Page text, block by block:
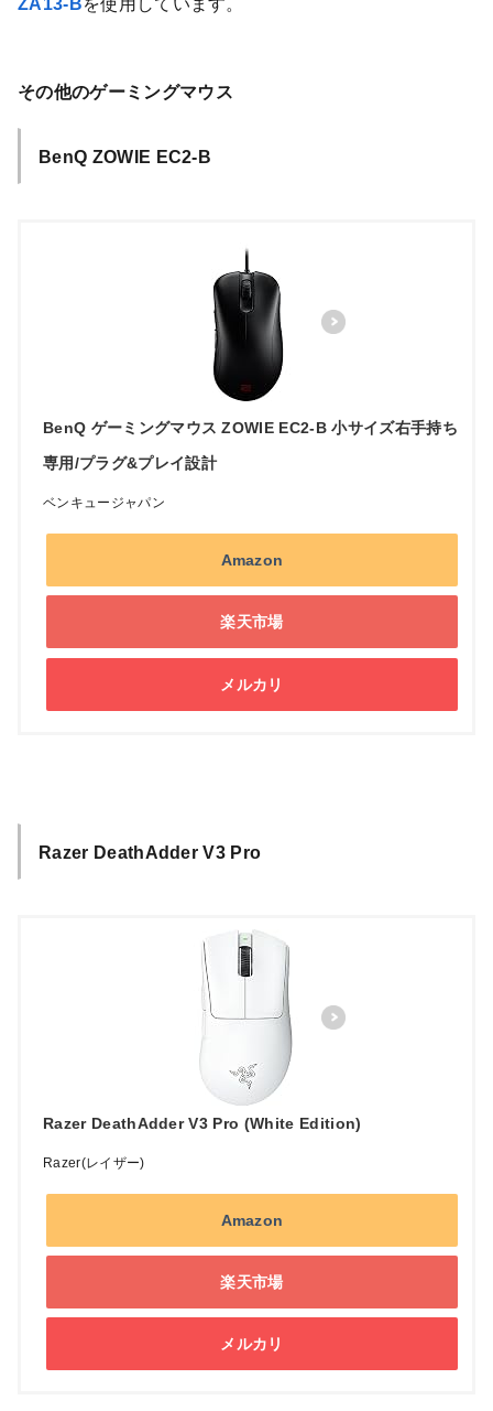
ZA13-Bを使用しています。
その他のゲーミングマウス
BenQ ZOWIE EC2-B
BenQ ゲーミングマウス ZOWIE EC2-B 小サイズ右手持ち
専用/プラグ&プレイ設計
ベンキュージャパン
Amazon
楽天市場
メルカリ
Razer DeathAdder V3 Pro
Razer DeathAdder V3 Pro (White Edition)
Razer(レイザー)
Amazon
楽天市場
メルカリ